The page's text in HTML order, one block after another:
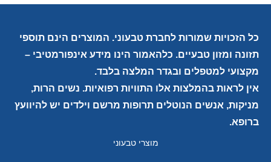
כל הזכויות שמורות לחברת טבעוני. המוצרים הינם תוספי
תזונה ומזון טבעיים. כלהאמור הינו מידע אינפורמטיבי –
מקצועי למטפלים ובגדר המלצה בלבד.
אין לראות בהמלצות אלו התוויות רפואיות. נשים הרות,
מניקות, אנשים הנוטלים תרופות מרשם וילדים יש להיוועץ
ברופא.
מוצרי טבעוני